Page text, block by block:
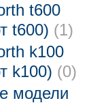
t600
t600) (1)
k100
k100) (0)
модели